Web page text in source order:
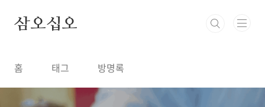
삼오십오
홈 태그 방명록